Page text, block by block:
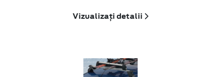
Vizualizați detalii